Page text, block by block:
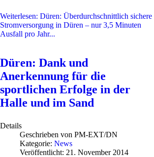
Weiterlesen: Düren: Überdurchschnittlich sichere
Stromversorgung in Düren – nur 3,5 Minuten
Ausfall pro Jahr...
Düren: Dank und
Anerkennung für die
sportlichen Erfolge in der
Halle und im Sand
Details
Geschrieben von PM-EXT/DN
Kategorie: News
Veröffentlicht: 21. November 2014